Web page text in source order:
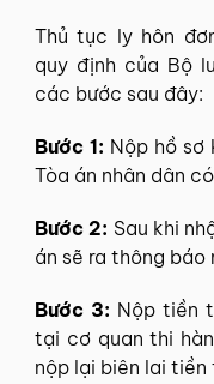
Thủ tục ly hôn
quy định của Bộ
các bước sau đây:
Bước 1: Nộp hồ sơ
Tòa án nhân dân
Bước 2: Sau khi
án sẽ ra thông báo
Bước 3: Nộp tiền
tại cơ quan thi
nộp lại biên lai tiền